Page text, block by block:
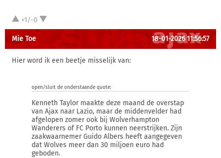
+1/-0
Mie Toe 18-01-2026 11:56:57
Hier word ik een beetje misselijk van:
open/sluit de onderstaande quote:
Kenneth Taylor maakte deze maand de overstap
van Ajax naar Lazio, maar de middenvelder had
afgelopen zomer ook bij Wolverhampton
Wanderers of FC Porto kunnen neerstrijken. Zijn
zaakwaarnemer Guido Albers heeft aangegeven
dat Wolves meer dan 30 miljoen euro had
geboden.